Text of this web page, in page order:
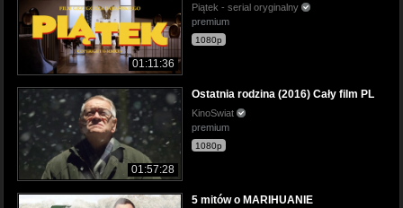
01:11:36
Piątek - serial oryginalny
premium
1080p
01:57:28
Ostatnia rodzina (2016) Cały film PL
KinoSwiat
premium
1080p
5 mitów o MARIHUANIE